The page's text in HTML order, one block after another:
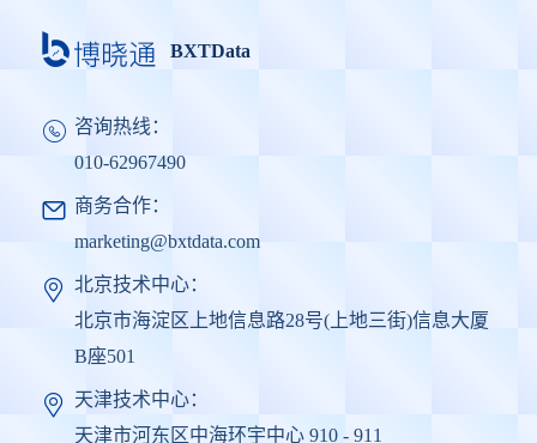
BXTData
咨询热线：
010-62967490
商务合作：
marketing@bxtdata.com
北京技术中心：
北京市海淀区上地信息路28号(上地三街)信息大厦
B座501
天津技术中心：
天津市河东区中海环宇中心 910 - 911